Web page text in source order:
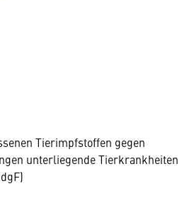
Tierimpfstoffen gegen
unterliegende Tierkrankheiten